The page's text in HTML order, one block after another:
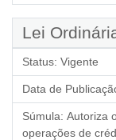
Lei
Status: Vigente
Data de
Súmula: Autoriza
operações de